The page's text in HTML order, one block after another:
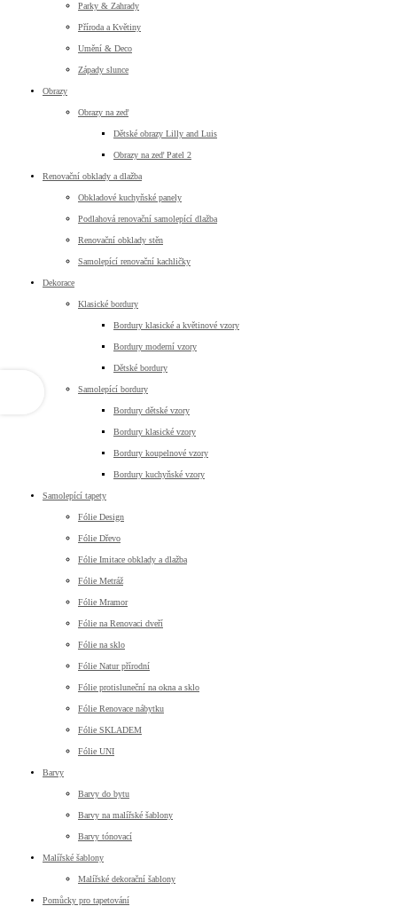
Parky & Zahrady
Příroda a Květiny
Umění & Deco
Západy slunce
Obrazy
Obrazy na zeď
Dětské obrazy Lilly and Luis
Obrazy na zeď Patel 2
Renovační obklady a dlažba
Obkladové kuchyňské panely
Podlahová renovační samolepící dlažba
Renovační obklady stěn
Samolepící renovační kachličky
Dekorace
Klasické bordury
Bordury klasické a květinové vzory
Bordury moderní vzory
Dětské bordury
Samolepící bordury
Bordury dětské vzory
Bordury klasické vzory
Bordury koupelnové vzory
Bordury kuchyňské vzory
Samolepící tapety
Fólie Design
Fólie Dřevo
Fólie Imitace obklady a dlažba
Fólie Metráž
Fólie Mramor
Fólie na Renovaci dveří
Fólie na sklo
Fólie Natur přírodní
Fólie protisluneční na okna a sklo
Fólie Renovace nábytku
Fólie SKLADEM
Fólie UNI
Barvy
Barvy do bytu
Barvy na malířské šablony
Barvy tónovací
Malířské šablony
Malířské dekorační šablony
Pomůcky pro tapetování